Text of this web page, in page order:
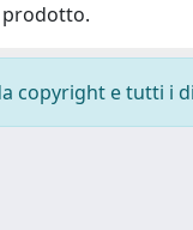
prodotto.
copyright e tutti i